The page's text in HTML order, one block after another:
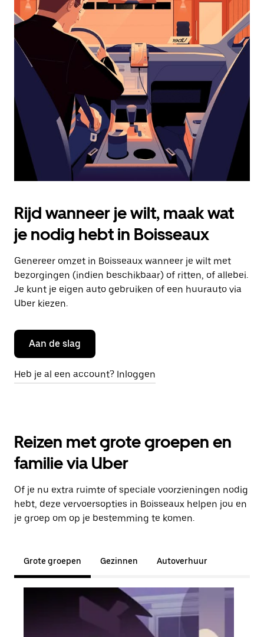
een
datum
te
selecteren.
Druk
Escape
agenda
te
sluiten.
Rijd wanneer je wilt, maak wat
je nodig hebt in Boisseaux
Genereer omzet in Boisseaux wanneer je wilt met
bezorgingen (indien beschikbaar) of ritten, of allebei.
Je kunt je eigen auto gebruiken of een huurauto via
Uber kiezen.
Aan de slag
Heb je al een account? Inloggen
Reizen met grote groepen en
familie via Uber
Of je nu extra ruimte of speciale voorzieningen nodig
hebt, deze vervoersopties in Boisseaux helpen jou en
je groep om op je bestemming te komen.
Grote groepen Gezinnen Autoverhuur